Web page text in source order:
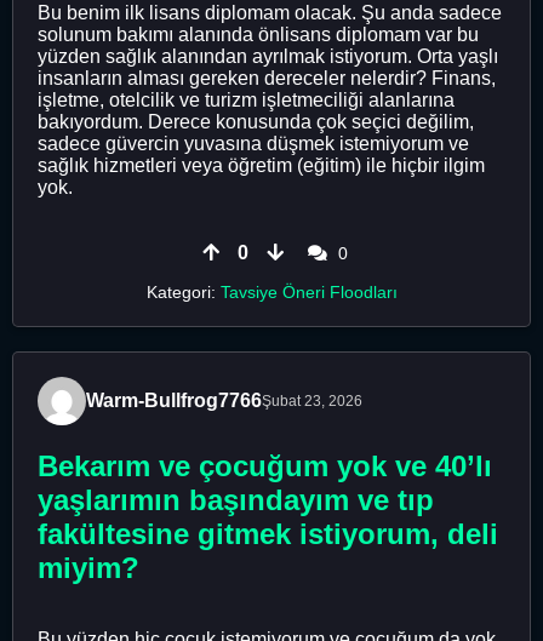
Bu benim ilk lisans diplomam olacak. Şu anda sadece
solunum bakımı alanında önlisans diplomam var bu
yüzden sağlık alanından ayrılmak istiyorum. Orta yaşlı
insanların alması gereken dereceler nelerdir? Finans,
işletme, otelcilik ve turizm işletmeciliği alanlarına
bakıyordum. Derece konusunda çok seçici değilim,
sadece güvercin yuvasına düşmek istemiyorum ve
sağlık hizmetleri veya öğretim (eğitim) ile hiçbir ilgim
yok.
0
0
Kategori: Tavsiye Öneri Floodları
Warm-Bullfrog7766Şubat 23, 2026
Bekarım ve çocuğum yok ve 40’lı
yaşlarımın başındayım ve tıp
fakültesine gitmek istiyorum, deli
miyim?